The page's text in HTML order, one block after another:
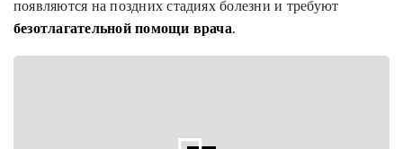
появляются на поздних стадиях болезни и требуют
безотлагательной помощи врача.